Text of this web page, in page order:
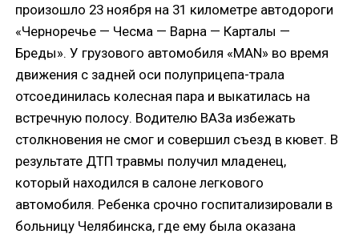
произошло 23 ноября на 31 километре автодороги
«Черноречье — Чесма — Варна — Карталы —
Бреды». У грузового автомобиля «MAN» во время
движения с задней оси полуприцепа-трала
отсоединилась колесная пара и выкатилась на
встречную полосу. Водителю ВАЗа избежать
столкновения не смог и совершил съезд в кювет. В
результате ДТП травмы получил младенец,
который находился в салоне легкового
автомобиля. Ребенка срочно госпитализировали в
больницу Челябинска, где ему была оказана